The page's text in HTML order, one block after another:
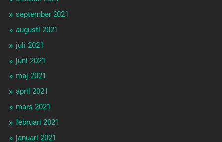
september 2021
augusti 2021
juli 2021
juni 2021
maj 2021
april 2021
mars 2021
februari 2021
januari 2021